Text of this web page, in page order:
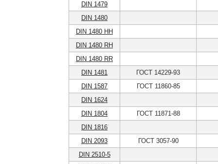
DIN 1479
DIN 1480
DIN 1480 HH
DIN 1480 RH
DIN 1480 RR
DIN 1481
ГОСТ 14229-93
DIN 1587
ГОСТ 11860-85
DIN 1624
DIN 1804
ГОСТ 11871-88
DIN 1816
DIN 2093
ГОСТ 3057-90
DIN 2510-5